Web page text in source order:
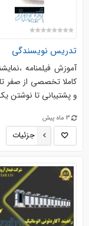
تدریس نویسندگی
آموزش فیلمنامه
کاملا تخصصی از صفر
و پشتیبانی تا نوشتن
3 ماه پیش
جزئیات